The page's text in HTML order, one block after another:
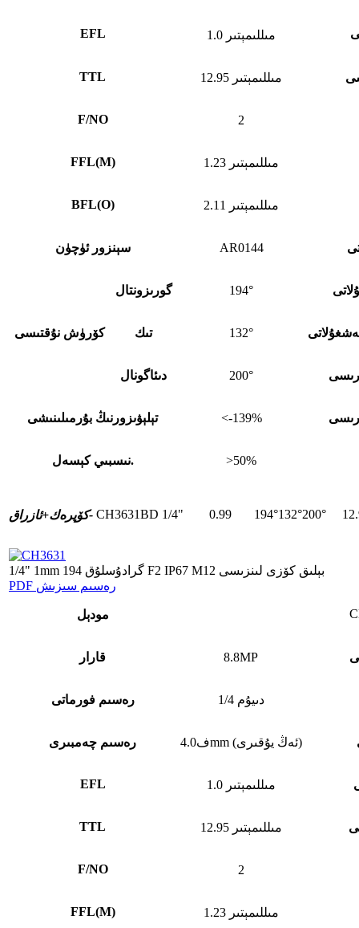
EFL 1.0 مىللىمېتىر
TTL 12.95 مىللىمېتىر
F/NO 2
FFL(M) 1.23 مىللىمېتىر
BFL(O) 2.11 مىللىمېتىر
سېنزور ئۈچۈن AR0144
كۆرۈش نۇقتىسى
گورىزونتال 194°
تىك 132°
دىئاگونال 200°
تېلېۋىزورنىڭ بۇرمىلىنىشى <-139%
نىسبىي كېسەل. >50%
كۆپرەك+ئازراق- CH3631BD 1/4" 0.99 194°132°200°
1/4" 1mm 194 گرادۇسلۇق F2 IP67 M12 بېلىق كۆزى لىنزىسى
PDF رەسىم سىزىش
مودېل
قارار 8.8MP
رەسىم فورماتى 1/4 دىيۇم
رەسىم چەمبىرى ف4.0mm (ئەڭ يۇقىرى)
EFL 1.0 مىللىمېتىر
TTL 12.95 مىللىمېتىر
F/NO 2
FFL(M) 1.23 مىللىمېتىر